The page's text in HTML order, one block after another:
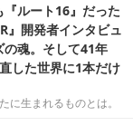
ルート16』だった
』開発者インタビュ
魂。そして41年
した世界に1本だけ
に生まれるものとは。